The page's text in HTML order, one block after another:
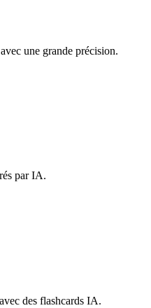
une grande précision.
par IA.
des flashcards IA.